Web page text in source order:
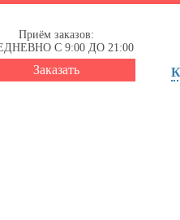
Приём заказов:
С 9:00 ДО 21:00
Заказать